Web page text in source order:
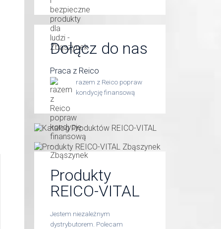
Dołącz do nas
Praca z Reico
razem z Reico popraw
kondycję finansową
Produkty
REICO-VITAL
Jestem niezależnym
dystrybutorem. Polecam